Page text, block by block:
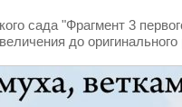
сада "Фрагмент 3
до оригинального